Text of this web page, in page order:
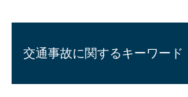
成年後見
遺産分割協議
遺産分割
交通事故に関するキーワード